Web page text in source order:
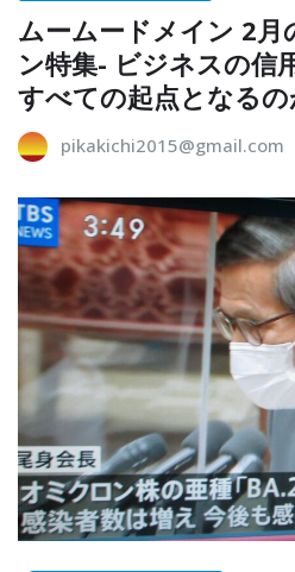
ムームードメイン 2月
ン特集- ビジネスの
すべての起点となる
pikakichi2015@gmail.com